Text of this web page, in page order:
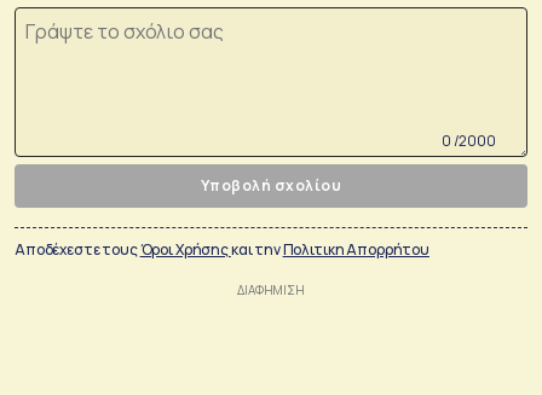
0 /2000
Υποβολή σχολίου
Αποδέχεστε τουςΌροι Χρήσηςκαι τηνΠολιτικη Απορρήτου